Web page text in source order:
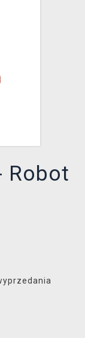
Robot